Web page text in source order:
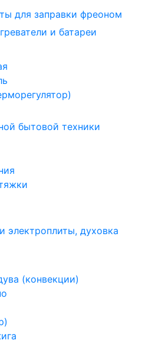
для заправки фреоном
и батареи
бытовой техники
электроплиты, духовка
(конвекции)